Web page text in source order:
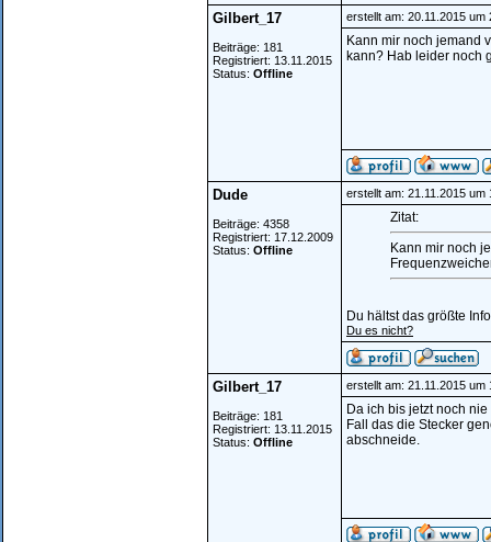
Gilbert_17
Beiträge: 181
Registriert: 13.11.2015
Status: Offline
erstellt am: 20.11.2015 um
Kann mir noch jemand
kann? Hab leider noch
Dude
Beiträge: 4358
Registriert: 17.12.2009
Status: Offline
erstellt am: 21.11.2015 um
Zitat:
Kann mir noch
Du hältst das größte
Du es nicht?
Gilbert_17
Beiträge: 181
Registriert: 13.11.2015
Status: Offline
erstellt am: 21.11.2015 um
Da ich bis jetzt noch
Fall das die Stecker
abschneide.